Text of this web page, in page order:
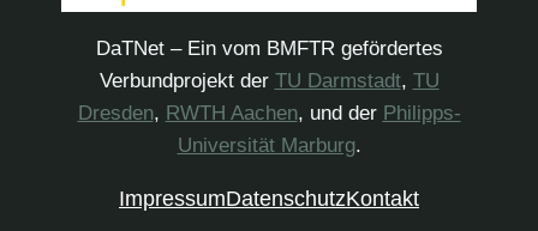
DaTNet – Ein vom BMFTR gefördertes
Verbundprojekt der TU Darmstadt, TU
Dresden, RWTH Aachen, und der Philipps-
Universität Marburg.
ImpressumDatenschutzKontakt